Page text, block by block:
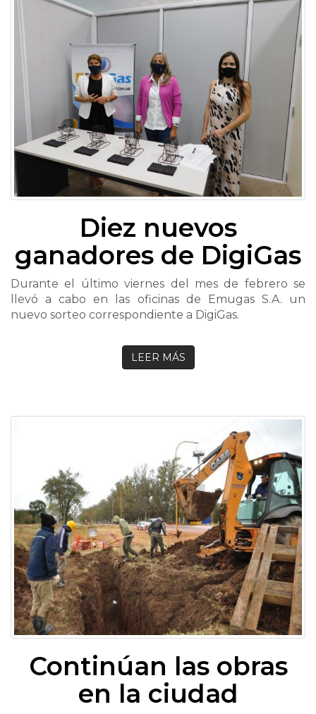
Diez nuevos
ganadores de DigiGas
Durante el último viernes del mes de febrero se
llevó a cabo en las oficinas de Emugas S.A. un
nuevo sorteo correspondiente a DigiGas.
LEER MÁS
Continúan las obras
en la ciudad